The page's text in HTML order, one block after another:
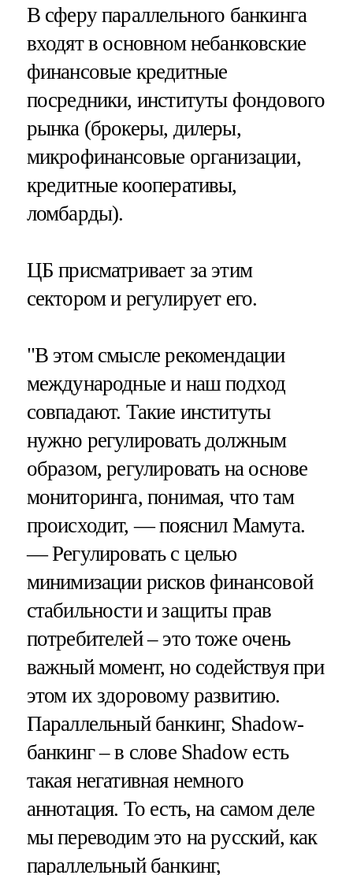
В сферу параллельного банкинга
входят в основном небанковские
финансовые кредитные
посредники, институты фондового
рынка (брокеры, дилеры,
микрофинансовые организации,
кредитные кооперативы,
ломбарды).
ЦБ присматривает за этим
сектором и регулирует его.
"В этом смысле рекомендации
международные и наш подход
совпадают. Такие институты
нужно регулировать должным
образом, регулировать на основе
мониторинга, понимая, что там
происходит, — пояснил Мамута.
— Регулировать с целью
минимизации рисков финансовой
стабильности и защиты прав
потребителей – это тоже очень
важный момент, но содействуя при
этом их здоровому развитию.
Параллельный банкинг, Shadow-
банкинг – в слове Shadow есть
такая негативная немного
аннотация. То есть, на самом деле
мы переводим это на русский, как
параллельный банкинг,